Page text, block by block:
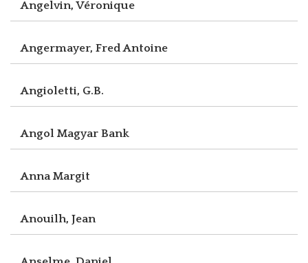
Angelvin, Véronique
Angermayer, Fred Antoine
Angioletti, G.B.
Angol Magyar Bank
Anna Margit
Anouilh, Jean